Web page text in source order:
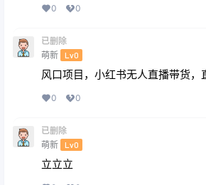
0 0
已删除
萌新 Lv0
风口项目，小红书无人直播带货，
0 0
已删除
萌新 Lv0
立立立